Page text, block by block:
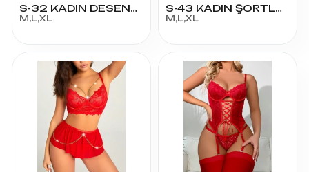
S-32 KADIN DESENLİ ŞORTLU TKM
M,L,XL
S-43 KADIN ŞORTLU TKM
M,L,XL